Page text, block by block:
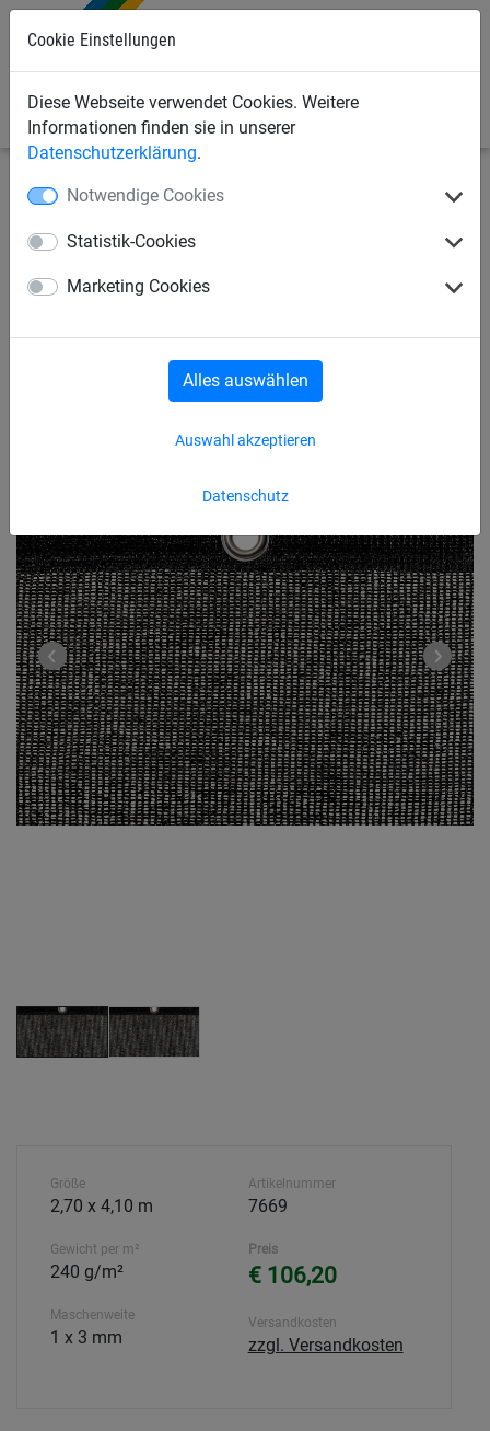
Cookie Einstellungen
Diese Webseite verwendet Cookies. Weitere
Informationen finden sie in unserer
Datenschutzerklärung.
Notwendige Cookies
Statistik-Cookies
Marketing Cookies
Datenschutz
Auswahl akzeptieren
Alles auswählen
Industrienetze
Abdecknetze und -planen
Abdeckplane, PE, 240 g/m²
Größe
2,70 x 4,10 m
Gewicht per m²
240 g/m²
Maschenweite
1 x 3 mm
Artikelnummer
7669
Preis
€ 106,20
Versandkosten
zzgl. Versandkosten